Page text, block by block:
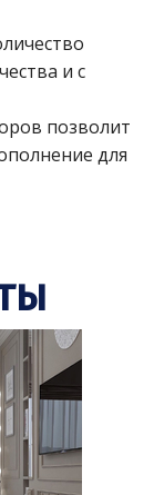
и с
позволит
для